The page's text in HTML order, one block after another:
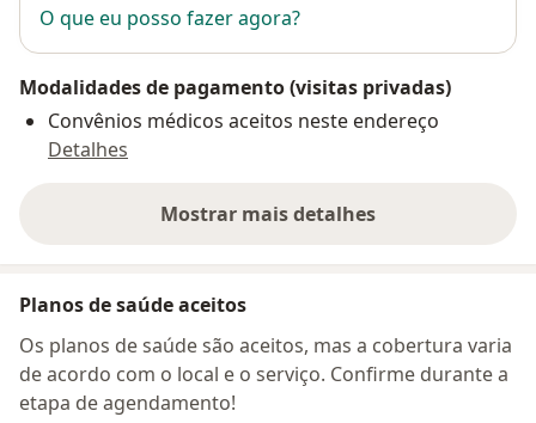
O que eu posso fazer agora?
Modalidades de pagamento (visitas privadas)
Convênios médicos aceitos neste endereço
Detalhes
Mostrar mais detalhes
sobre o endereço
Planos de saúde aceitos
Os planos de saúde são aceitos, mas a cobertura varia
de acordo com o local e o serviço. Confirme durante a
etapa de agendamento!